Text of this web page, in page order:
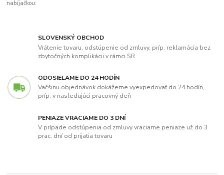
nabíjačkou:
SLOVENSKÝ OBCHOD
Vrátenie tovaru, odstúpenie od zmluvy, príp. reklamácia bez
zbytočných komplikácii v rámci SR
ODOSIELAME DO 24 HODÍN
Väčšinu objednávok dokážeme vyexpedovať do 24 hodín,
príp. v nasledujúci pracovný deň
PENIAZE VRACIAME DO 3 DNÍ
V prípade odstúpenia od zmluvy vraciame peniaze už do 3
prac. dní od prijatia tovaru